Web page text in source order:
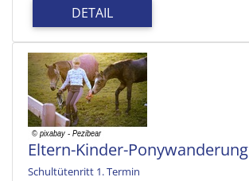
DETAIL
Eltern-Kinder-Ponywanderung
Schultütenritt 1. Termin